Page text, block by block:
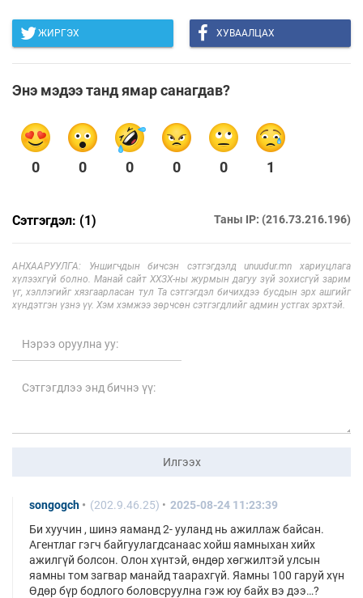
ЖИРГЭХ ХУВААЛЦАХ
Энэ мэдээ танд ямар санагдав?
0 0 0 0 0 1
Сэтгэгдэл: (1) Таны IP: (216.73.216.196)
АНХААРУУЛГА: Уншигчдын бичсэн сэтгэгдэлд unuudur.mn хариуцлага
хүлээхгүй болно. Манай сайт ХХЗХ-ны журмын дагуу зүй зохисгүй зарим
үг, хэллэгийг хязгаарласан тул Та сэтгэгдэл бичихдээ бусдын эрх ашгийг
хүндэтгэн үзнэ үү. Хэм хэмжээ зөрчсөн сэтгэгдлийг админ устгах эрхтэй.
Илгээх
songogch (202.9.46.25)
2025-08-24 11:23:39
Би хуучин , шинэ яаманд 2- ууланд нь ажиллаж байсан.
Агентлаг гэгч байгуулагдсанаас хойш яамныхан хийх
ажилгүй болсон. Олон хүнтэй, өндөр хөгжилтэй улсын
яамны том загвар манайд таарахгүй. Яамны 100 гаруй хүн
Өдөр бүр бодлого боловсруулна гэж юу байх вэ дээ…?